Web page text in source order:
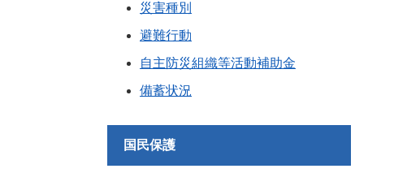
災害種別
避難行動
自主防災組織等活動補助金
備蓄状況
国民保護